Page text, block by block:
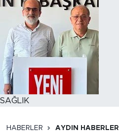
SAĞLIK
HABERLER AYDIN HABERLERI